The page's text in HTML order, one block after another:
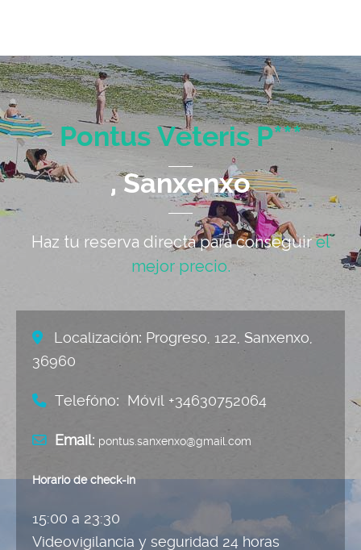
Pontus Veteris P***
, Sanxenxo
Haz tu reserva directa para conseguirel
mejor precio.
Localización: Progreso, 122, Sanxenxo,
36960
Telefóno: Móvil +34630752064
Email: pontus.sanxenxo@gmail.com
Horario decheck-in
15:00 a 23:30
Videovigilancia y seguridad 24 horas